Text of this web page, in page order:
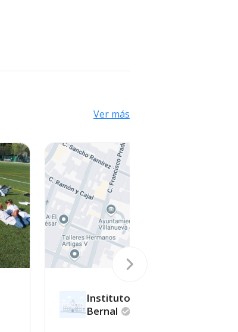
Ver más
Instituto Evaristo
Bernal